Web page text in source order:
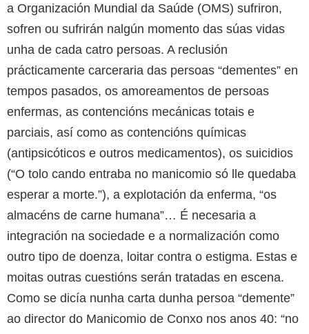
a Organización Mundial da Saúde (OMS) sufriron,
sofren ou sufrirán nalgún momento das súas vidas
unha de cada catro persoas. A reclusión
prácticamente carceraria das persoas “dementes” en
tempos pasados, os amoreamentos de persoas
enfermas, as contencións mecánicas totais e
parciais, así como as contencións químicas
(antipsicóticos e outros medicamentos), os suicidios
(“O tolo cando entraba no manicomio só lle quedaba
esperar a morte.”), a explotación da enferma, “os
almacéns de carne humana”… É necesaria a
integración na sociedade e a normalización como
outro tipo de doenza, loitar contra o estigma. Estas e
moitas outras cuestións serán tratadas en escena.
Como se dicía nunha carta dunha persoa “demente”
ao director do Manicomio de Conxo nos anos 40: “no